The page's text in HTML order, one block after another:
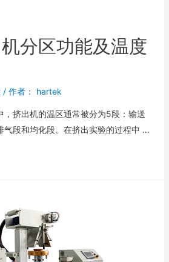
分区功能及温度
/ 作者： hartek
，挤出机的温区通常被分为5段：输送
气段和均化段。在挤出实验的过程中 …